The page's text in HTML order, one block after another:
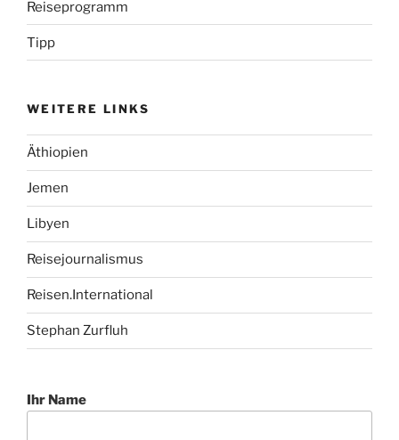
Reiseprogramm
Tipp
WEITERE LINKS
Äthiopien
Jemen
Libyen
Reisejournalismus
Reisen.International
Stephan Zurfluh
Ihr Name